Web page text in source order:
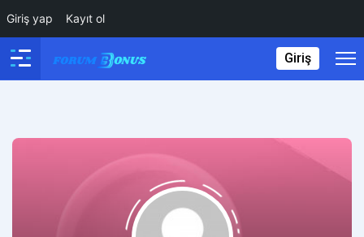
Giriş yap Kayıt ol
Giriş